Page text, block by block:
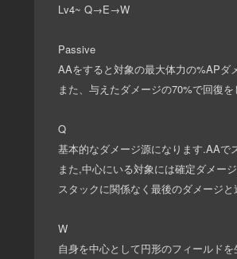
Lv4~ Q→E→W
Passive
AAをすると対象の最大体力の%APダ
また、与えたダメージの70%で回復を
Q
基本的なダメージ源になります.AAで
また,中心にいる対象には確定ダメー
スタックに関係なく最後のダメージ
W
自身を中心として円形のフィールド